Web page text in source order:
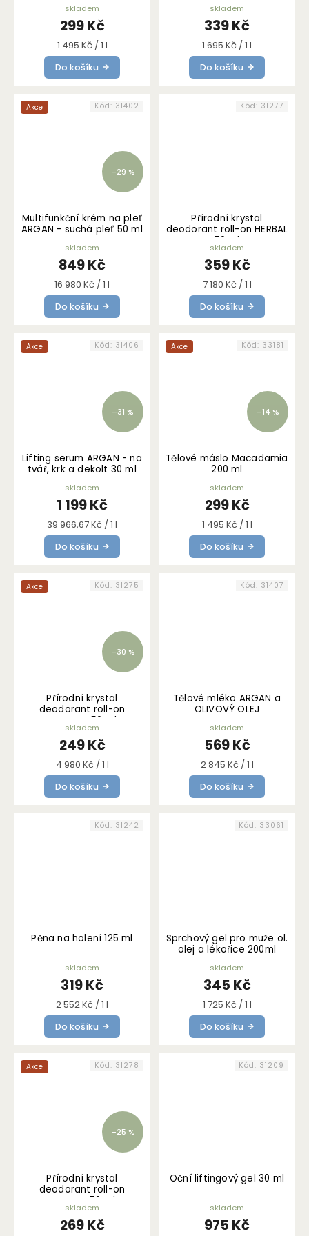
skladem
299 Kč
Měrná
cena:
1 495 Kč / 1 l
Do košíku
skladem
339 Kč
Měrná
cena:
1 695 Kč / 1 l
Do košíku
Akce
–29 %
Multifunkční krém na pleť
ARGAN - suchá pleť 50 ml
skladem
849 Kč
Měrná
cena:
16 980 Kč / 1 l
Do košíku
Kód: 31402
Přírodní krystal
deodorant roll-on HERBAL
50 ml
skladem
359 Kč
Měrná
cena:
7 180 Kč / 1 l
Do košíku
Kód: 31277
Akce
–31 %
Lifting serum ARGAN - na
tvář, krk a dekolt 30 ml
skladem
1 199 Kč
Měrná
cena:
39 966,67 Kč / 1 l
Do košíku
Kód: 31406 Akce
–14 %
Tělové máslo Macadamia
200 ml
skladem
299 Kč
Měrná
cena:
1 495 Kč / 1 l
Do košíku
Kód: 33181
Akce
–30 %
Přírodní krystal
deodorant roll-on
NATURAL 50 ml
skladem
249 Kč
Měrná
cena:
4 980 Kč / 1 l
Do košíku
Kód: 31275
Tělové mléko ARGAN a
OLIVOVÝ OLEJ
skladem
569 Kč
Měrná
cena:
2 845 Kč / 1 l
Do košíku
Kód: 31407
Pěna na holení 125 ml
skladem
319 Kč
Měrná
cena:
2 552 Kč / 1 l
Do košíku
Kód: 31242
Sprchový gel pro muže ol.
olej a lékořice 200ml
skladem
345 Kč
Měrná
cena:
1 725 Kč / 1 l
Do košíku
Kód: 33061
Akce
–25 %
Přírodní krystal
deodorant roll-on
FLORALL 50 ml
skladem
269 Kč
Kód: 31278
Oční liftingový gel 30 ml
skladem
975 Kč
Kód: 31209